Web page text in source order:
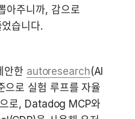
아주니까, 감으로
습니다.
안한 autoresearch(AI
으로 실험 루프를 자율
로, Datadog MCP와